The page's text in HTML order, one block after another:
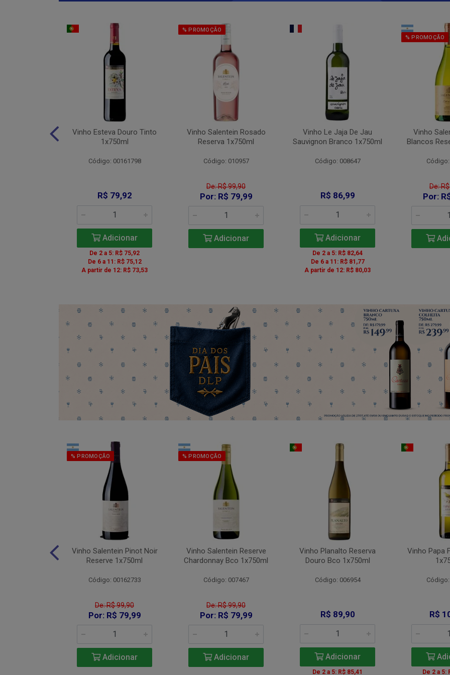
Vinho Esteva Douro Tinto
1x750ml
Código: 00161798
R$ 79,92
Adicionar
De 2 a 5: R$ 75,92
De 6 a 11: R$ 75,12
A partir de 12: R$ 73,53
% PROMOÇÃO
Vinho Salentein Rosado
Reserva 1x750ml
Código: 010957
De: R$ 99,90
Por: R$ 79,99
Adicionar
Vinho Le Jaja De Jau
Sauvignon Branco 1x750ml
Código: 008647
R$ 86,99
Adicionar
De 2 a 5: R$ 82,64
De 6 a 11: R$ 81,77
A partir de 12: R$ 80,03
% PROMOÇÃO
Vinho
Blancos
De:
Por:
% PROMOÇÃO
Vinho Salentein Pinot Noir
Reserve 1x750ml
Código: 00162733
De: R$ 99,90
Por: R$ 79,99
Adicionar
% PROMOÇÃO
Vinho Salentein Reserve
Chardonnay Bco 1x750ml
Código: 007467
De: R$ 99,90
Por: R$ 79,99
Adicionar
Vinho Planalto Reserva
Douro Bco 1x750ml
Código: 006954
R$ 89,90
Adicionar
De 2 a 5: R$ 85,41
Vinho Papa
R$
De 2 a 5: